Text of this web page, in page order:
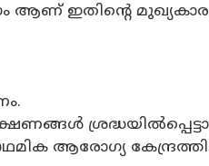
ആണ് ഇതിന്റെ
ആരോഗ്യ